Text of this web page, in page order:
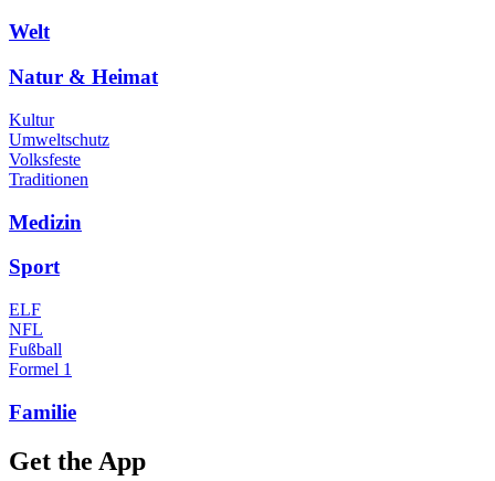
Welt
Natur & Heimat
Kultur
Umweltschutz
Volksfeste
Traditionen
Medizin
Sport
ELF
NFL
Fußball
Formel 1
Familie
Get the App